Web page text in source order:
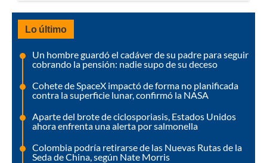
Lo último
Un hombre guardó el cadáver de su padre para seguir
cobrando la pensión: nadie supo de su deceso
Cohete de SpaceX impactó de forma no planificada
contra la superficie lunar, confirmó la NASA
Aparte del brote de ciclosporiasis, Estados Unidos
ahora enfrenta una alerta por salmonella
Colombia podría retirarse de las Nuevas Rutas de la
Seda de China, según Nate Morris